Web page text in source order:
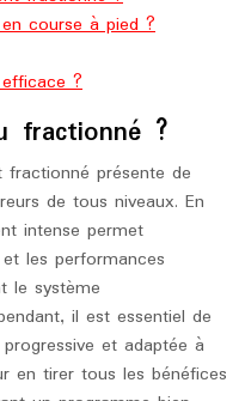
course à pied ?
?
fractionné ?
fractionné présente de
de tous niveaux. En
intense permet
les performances
le système
il est essentiel de
et adaptée à
en tirer tous les bénéfices